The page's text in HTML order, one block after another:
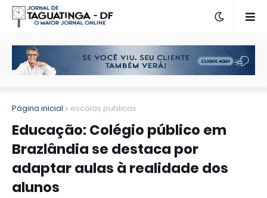
Página inicial escolas publicas
Educação: Colégio público em
Brazlândia se destaca por
adaptar aulas à realidade dos
alunos